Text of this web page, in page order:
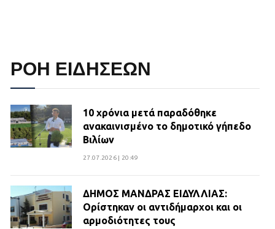
ΡΟΗ ΕΙΔΗΣΕΩΝ
10 χρόνια μετά παραδόθηκε
ανακαινισμένο το δημοτικό γήπεδο
Βιλίων
27.07.2026 | 20:49
ΔΗΜΟΣ ΜΑΝΔΡΑΣ ΕΙΔΥΛΛΙΑΣ:
Ορίστηκαν οι αντιδήμαρχοι και οι
αρμοδιότητες τους